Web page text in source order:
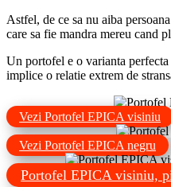
Astfel, de ce sa nu aiba
care sa fie mandra mereu cand
Un portofel e o varianta
implice o relatie extrem de
Vezi Portofel EPICA visiniu
Vezi Portofel EPICA negru
Portofel EPICA visiniu,